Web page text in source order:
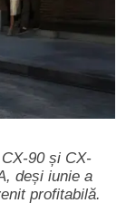
90 și CX-
deși iunie a
profitabilă.